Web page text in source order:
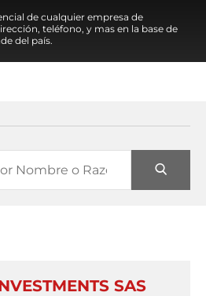
de cualquier empresa de
teléfono, y mas en la base de
del país.
SAS